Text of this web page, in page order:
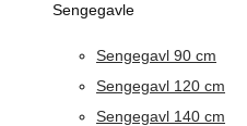
Sengegavle
Sengegavl 90 cm
Sengegavl 120 cm
Sengegavl 140 cm